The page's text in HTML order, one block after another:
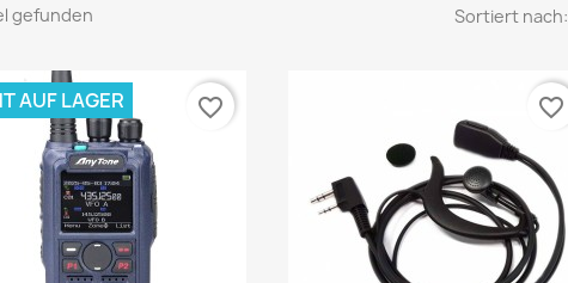
gefunden Sortiert nach:
AUF LAGER favorite_border favorite_border